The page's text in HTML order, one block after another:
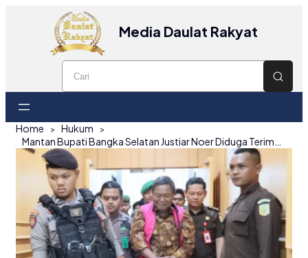
Media Daulat Rakyat
Home
Hukum